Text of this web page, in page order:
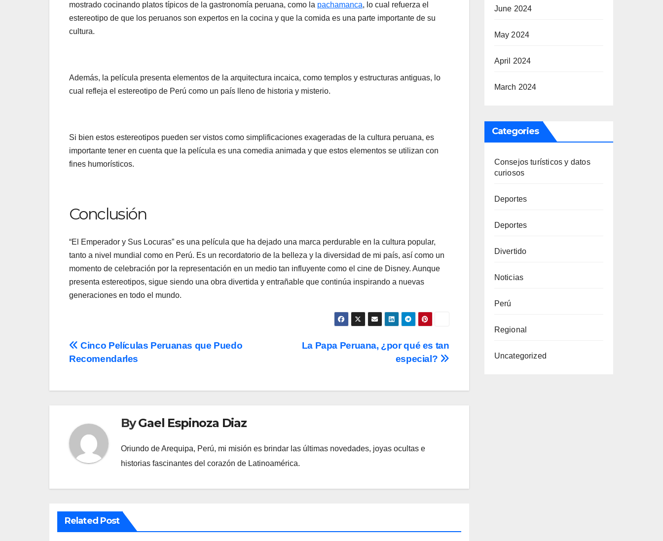
mostrado cocinando platos típicos de la gastronomía peruana, como la pachamanca, lo cual refuerza el
estereotipo de que los peruanos son expertos en la cocina y que la comida es una parte importante de su
cultura.
Además, la película presenta elementos de la arquitectura incaica, como templos y estructuras antiguas, lo
cual refleja el estereotipo de Perú como un país lleno de historia y misterio.
Si bien estos estereotipos pueden ser vistos como simplificaciones exageradas de la cultura peruana, es
importante tener en cuenta que la película es una comedia animada y que estos elementos se utilizan con
fines humorísticos.
Conclusión
“El Emperador y Sus Locuras” es una película que ha dejado una marca perdurable en la cultura popular,
tanto a nivel mundial como en Perú. Es un recordatorio de la belleza y la diversidad de mi país, así como un
momento de celebración por la representación en un medio tan influyente como el cine de Disney. Aunque
presenta estereotipos, sigue siendo una obra divertida y entrañable que continúa inspirando a nuevas
generaciones en todo el mundo.
Post
La Papa Peruana, ¿por qué es tan
especial?
Cinco Películas Peruanas que Puedo
Recomendarles
ByGael Espinoza Diaz
Oriundo de Arequipa, Perú, mi misión es brindar las últimas novedades, joyas ocultas e
historias fascinantes del corazón de Latinoamérica.
Related Post
June 2024
May 2024
April 2024
March 2024
Categories
Consejos turísticos y datos
curiosos
Deportes
Deportes
Divertido
Noticias
Perú
Regional
Uncategorized